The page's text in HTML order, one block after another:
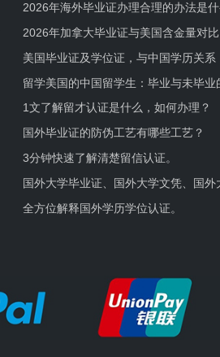
2026年海外毕业证办理合理的办法是
2026年加拿大毕业证与美国含金量对比
美国毕业证及学位证，与中国学历关系
留学美国的中国留学生：毕业与未毕业
1文了解留才认证是什么，如何办理？
国外毕业证的防伪工艺有哪些工艺？
3分钟快速了解清楚留信认证。
国外大学毕业证、国外大学文凭、国外
全方位解释国外学历学位认证。